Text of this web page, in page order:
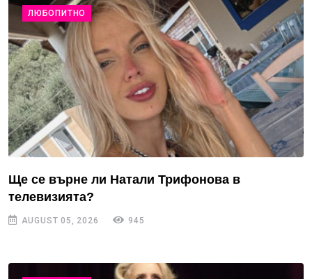
ЛЮБОПИТНО
Ще се върне ли Натали Трифонова в
телевизията?
AUGUST 05, 2026 945